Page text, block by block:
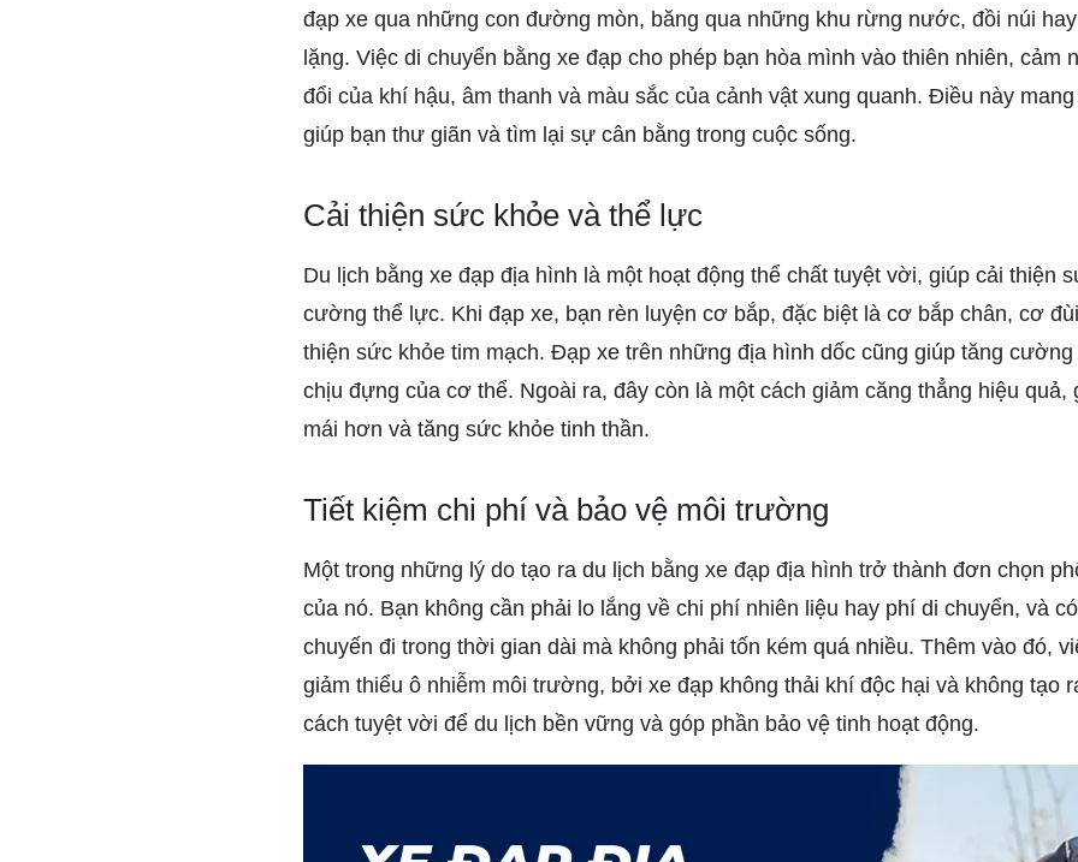
đạp xe qua những con đường mòn, băng qua những khu rừng nước, đồi núi
lặng. Việc di chuyển bằng xe đạp cho phép bạn hòa mình vào thiên nhiên, cảm
đổi của khí hậu, âm thanh và màu sắc của cảnh vật xung quanh. Điều này
giúp bạn thư giãn và tìm lại sự cân bằng trong cuộc sống.
Cải thiện sức khỏe và thể lực
Du lịch bằng xe đạp địa hình là một hoạt động thể chất tuyệt vời, giúp cải thiện
cường thể lực. Khi đạp xe, bạn rèn luyện cơ bắp, đặc biệt là cơ bắp chân, cơ
thiện sức khỏe tim mạch. Đạp xe trên những địa hình dốc cũng giúp tăng
chịu đựng của cơ thể. Ngoài ra, đây còn là một cách giảm căng thẳng hiệu quả,
mái hơn và tăng sức khỏe tinh thần.
Tiết kiệm chi phí và bảo vệ môi trường
Một trong những lý do tạo ra du lịch bằng xe đạp địa hình trở thành đơn chọn
của nó. Bạn không cần phải lo lắng về chi phí nhiên liệu hay phí di chuyển, và
chuyến đi trong thời gian dài mà không phải tốn kém quá nhiều. Thêm vào đó,
giảm thiểu ô nhiễm môi trường, bởi xe đạp không thải khí độc hại và không tạo
cách tuyệt vời để du lịch bền vững và góp phần bảo vệ tinh hoạt động.